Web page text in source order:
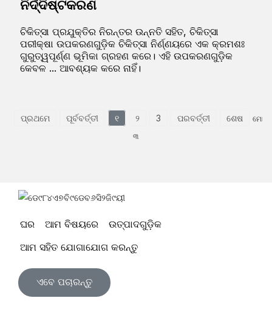
ନିର୍ଦ୍ଦିଷ୍ଟକରଣ
ଚିକିତ୍ସା ପ୍ରଯୁକ୍ତିର ନିରନ୍ତର ଉନ୍ନତି ସହିତ, ଚିକିତ୍ସା
ପରୀକ୍ଷା ଉପକରଣଗୁଡ଼ିକ ଚିକିତ୍ସା ନିର୍ଣ୍ଣୟରେ ଏକ କ୍ରମଶଃ
ଗୁରୁତ୍ୱପୂର୍ଣ୍ଣ ଭୂମିକା ଗ୍ରହଣ କରେ। ଏହି ଉପକରଣଗୁଡ଼ିକ
କେବଳ ... ଆବଶ୍ୟକ କରେ ନାହିଁ।
ପ୍ରଥମେ ପୂର୍ବବର୍ତ୍ତୀ ୧ ୨ 3 ପରବର୍ତ୍ତୀ ଶେଷ
ମୋଟ
୩
ଘର ଆମ ବିଷୟରେ ଉତ୍ପାଦଗୁଡ଼ିକ
ଆମ ସହିତ ଯୋଗାଯୋଗ କରନ୍ତୁ
ଏବେ ପଚାରନ୍ତୁ